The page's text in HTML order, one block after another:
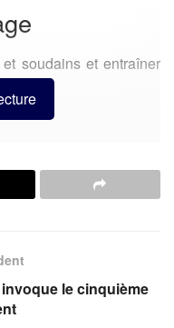
soudains et entraîner
intense qui peut tuer
un arbre, causer des
fuient ?
le cinquième